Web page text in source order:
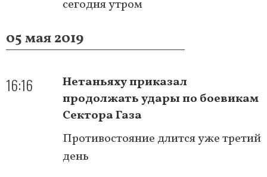
сегодня утром
05 мая 2019
16:16
Нетаньяху приказал
продолжать удары по боевикам
Сектора Газа
Противостояние длится уже третий
день